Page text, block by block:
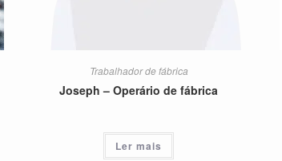
Trabalhador de fábrica
Joseph – Operário de fábrica
Ler mais